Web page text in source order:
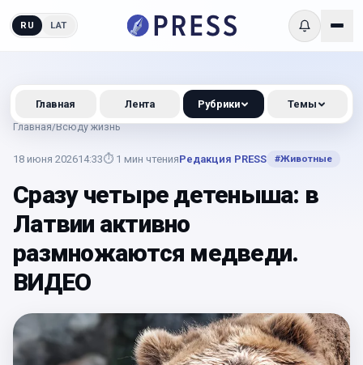
RU LAT
Главная/Всюду жизнь
18 июня 202614:33⏱ 1 мин чтенияРедакция PRESS #Животные
Сразу четыре детеныша: в
Латвии активно
размножаются медведи.
ВИДЕО
Главная Лента Рубрики Темы